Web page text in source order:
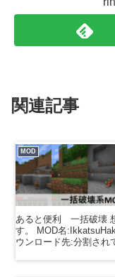
関連記事
MOD
あると便利 一括破壊
す。 MOD名
ウンロード先:分割され